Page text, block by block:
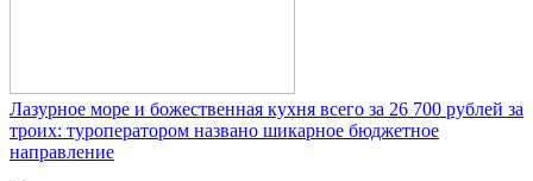
Лазурное море и божественная кухня всего за 26 700 рублей за
троих: туроператором названо шикарное бюджетное
направление